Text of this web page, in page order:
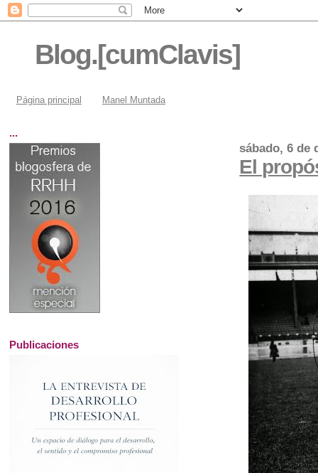
Blog.[cumClavis]
Página principal Manel Muntada
sábado, 6 de
El
...
Publicaciones